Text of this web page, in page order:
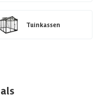
Tuinkassen